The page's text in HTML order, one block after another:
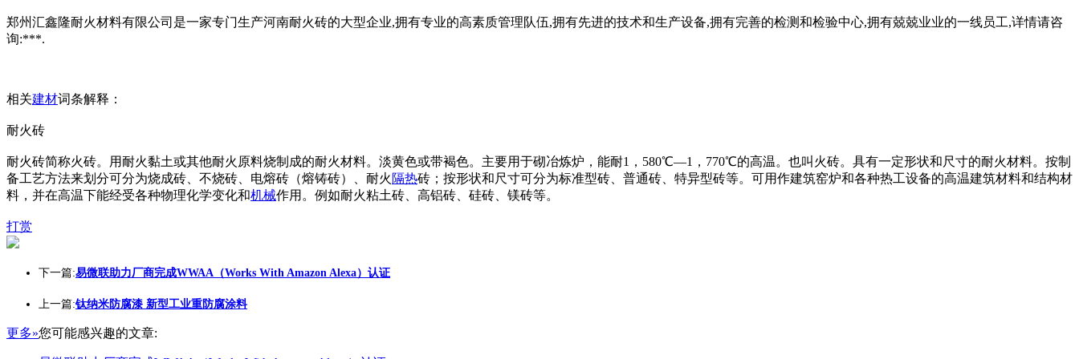
郑州汇鑫隆耐火材料有限公司是一家专门生产河南耐火砖的大型企业,拥有专业的高素质管理队伍,拥有先进的技术和生产设备,拥有完善的检测和检验中心,拥有兢兢业业的一线员工,详情请咨
询:***.
相关建材词条解释：
耐火砖
耐火砖简称火砖。用耐火黏土或其他耐火原料烧制成的耐火材料。淡黄色或带褐色。主要用于砌冶炼炉，能耐1，580℃—1，770℃的高温。也叫火砖。具有一定形状和尺寸的耐火材料。按制
备工艺方法来划分可分为烧成砖、不烧砖、电熔砖（熔铸砖）、耐火 隔热砖；按形状和尺寸可分为标准型砖、普通砖、特异型砖等。可用作建筑窑炉和各种热工设备的高温建筑材料和结构材
料，并在高温下能经受各种物理化学变化和机械作用。例如耐火粘土砖、高铝砖、硅砖、镁砖等。
打赏
下一篇:易微联助力厂商完成WWAA（Works With Amazon Alexa）认证
上一篇:钛纳米防腐漆 新型工业重防腐涂料
更多»您可能感兴趣的文章: